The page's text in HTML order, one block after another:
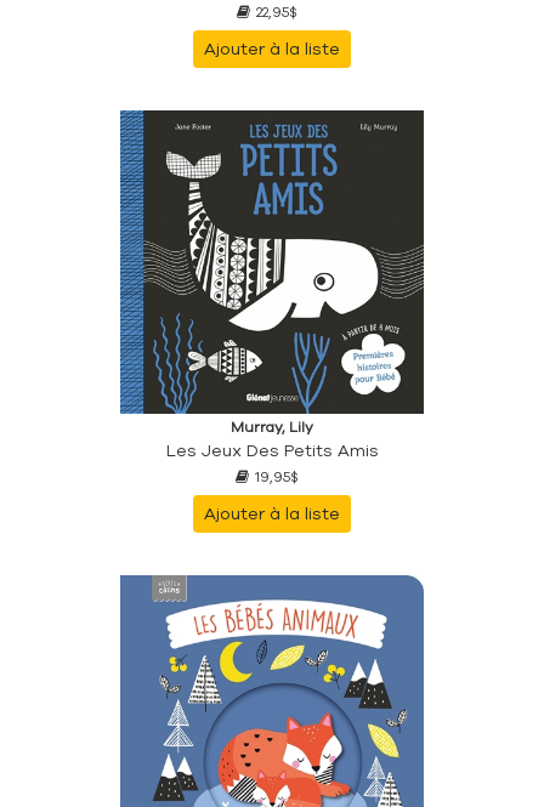
22,95$
Ajouter à la liste
Murray, Lily
Les Jeux Des Petits Amis
19,95$
Ajouter à la liste